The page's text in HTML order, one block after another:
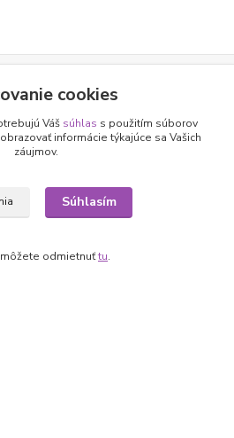
novinky, akcie a
zľavy!
údajovza účelom zasielania newslettera.
cookies
Váš súhlas s použitím súborov
informácie týkajúce sa Vašich
záujmov.
Súhlasím
odmietnuťtu.